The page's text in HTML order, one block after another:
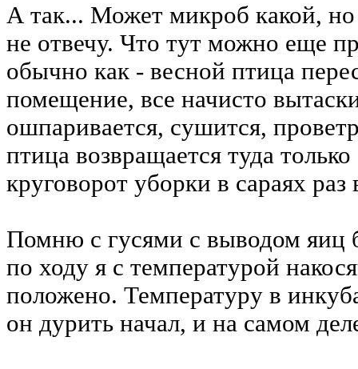
А так... Может микроб какой, но
не отвечу. Что тут можно еще
обычно как - весной птица
помещение, все начисто
ошпаривается, сушится,
птица возвращается туда
круговорот уборки в сараях раз
Помню с гусями с выводом яиц
по ходу я с температурой
положено. Температуру в
он дурить начал, и на самом